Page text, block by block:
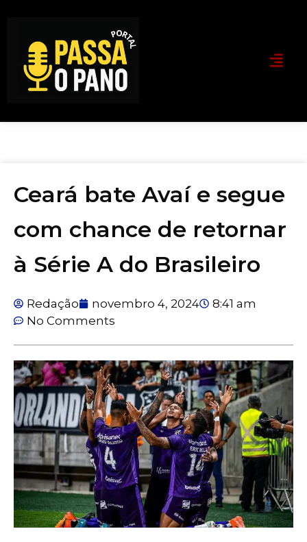
Ceará bate Avaí e segue
com chance de retornar
à Série A do Brasileiro
Redação novembro 4, 2024
8:41 am
No Comments